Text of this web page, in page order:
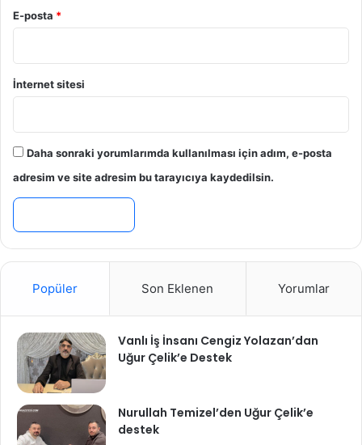
E-posta *
İnternet sitesi
Daha sonraki yorumlarımda kullanılması için adım, e-posta
adresim ve site adresim bu tarayıcıya kaydedilsin.
Popüler Son Eklenen Yorumlar
Vanlı İş İnsanı Cengiz Yolazan’dan
Uğur Çelik’e Destek
Nurullah Temizel’den Uğur Çelik’e
destek